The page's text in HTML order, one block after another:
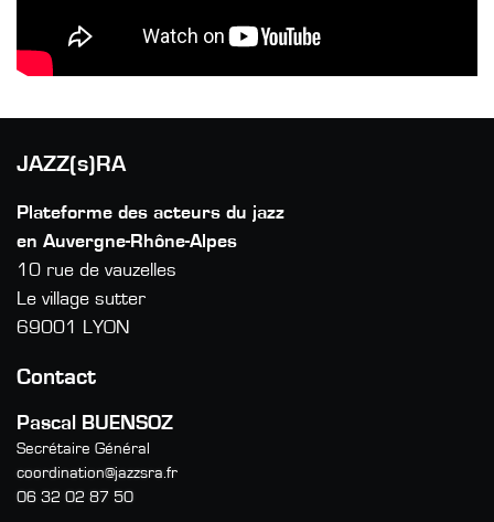
JAZZ(s)RA
Plateforme des acteurs du jazz
en Auvergne-Rhône-Alpes
10 rue de vauzelles
Le village sutter
69001 LYON
Contact
Pascal BUENSOZ
Secrétaire Général
coordination@jazzsra.fr
06 32 02 87 50